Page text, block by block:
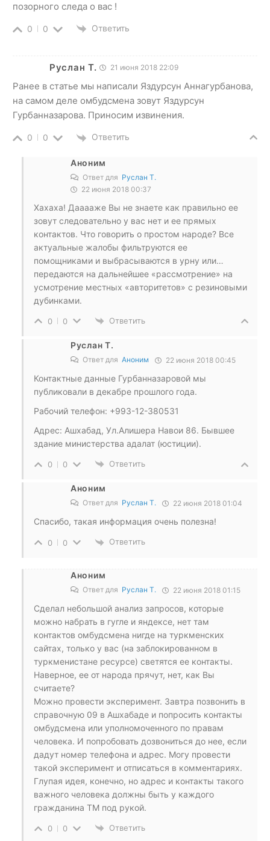
позорного следа о вас !
0 0 Ответить
Руслан Т. 21 июня 2018 22:09
Ранее в статье мы написали Яздурсун Аннагурбанова,
на самом деле омбудсмена зовут Яздурсун
Гурбанназарова. Приносим извинения.
0 0 Ответить
Аноним
Ответ для Руслан Т.
22 июня 2018 00:37
Хахаха! Дааааже Вы не знаете как правильно ее
зовут следовательно у вас нет и ее прямых
контактов. Что говорить о простом народе? Все
актуальные жалобы фильтруются ее
помощниками и выбрасываются в урну или…
передаются на дальнейшее «рассмотрение» на
усмотрение местных «авторитетов» с резиновыми
дубинками.
0 0 Ответить
Руслан Т.
Ответ для Аноним 22 июня 2018 00:45
Контактные данные Гурбанназаровой мы
публиковали в декабре прошлого года.
Рабочий телефон: +993-12-380531
Адрес: Ашхабад, Ул.Алишера Навои 86. Бывшее
здание министерства адалат (юстиции).
0 0 Ответить
Аноним
Ответ для Руслан Т. 22 июня 2018 01:04
Спасибо, такая информация очень полезна!
0 0 Ответить
Аноним
Ответ для Руслан Т. 22 июня 2018 01:15
Сделал небольшой анализ запросов, которые
можно набрать в гугле и яндексе, нет там
контактов омбудсмена нигде на туркменских
сайтах, только у вас (на заблокированном в
туркменистане ресурсе) светятся ее контакты.
Наверное, ее от народа прячут, нет, как Вы
считаете?
Можно провести эксперимент. Завтра позвонить в
справочную 09 в Ашхабаде и попросить контакты
омбудсмена или уполномоченного по правам
человека. И попробовать дозвониться до нее, если
дадут номер телефона и адрес. Могу провести
такой эксперимент и отписаться в комментариях.
Глупая идея, конечно, но адрес и контакты такого
важного человека должны быть у каждого
гражданина ТМ под рукой.
0 0 Ответить